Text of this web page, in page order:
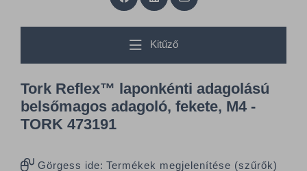
Kitűző
Tork Reflex™ laponkénti adagolású
belsőmagos adagoló, fekete, M4 -
TORK 473191
Görgess ide: Termékek megjelenítése (szűrők)